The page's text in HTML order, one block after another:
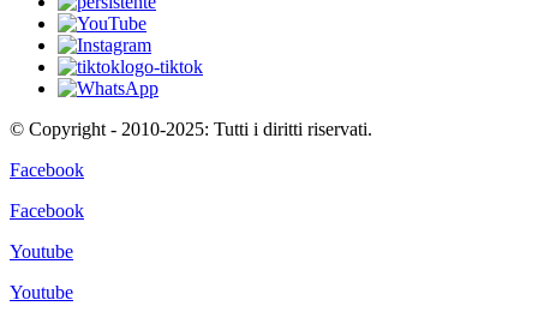
© Copyright - 2010-2025: Tutti i diritti riservati.
Facebook
Facebook
Youtube
Youtube